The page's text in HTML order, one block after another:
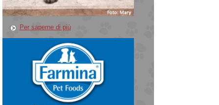
Per saperne di più